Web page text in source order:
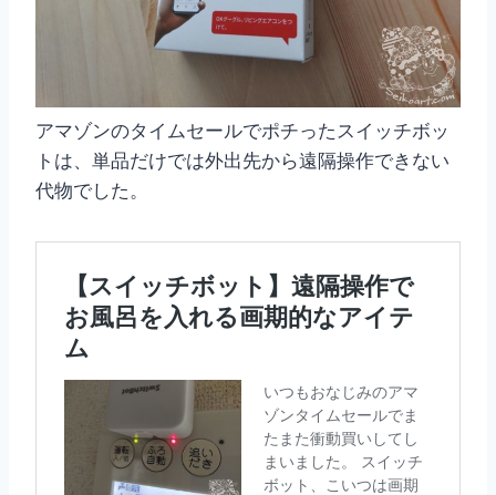
アマゾンのタイムセールでポチったスイッチボッ
トは、単品だけでは外出先から遠隔操作できない
代物でした。